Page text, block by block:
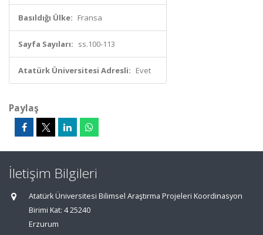
Basıldığı Ülke: Fransa
Sayfa Sayıları: ss.100-113
Atatürk Üniversitesi Adresli: Evet
Paylaş
İletişim Bilgileri
Atatürk Üniversitesi Bilimsel Araştırma Projeleri Koordinasyon
Birimi Kat: 4 25240
Erzurum